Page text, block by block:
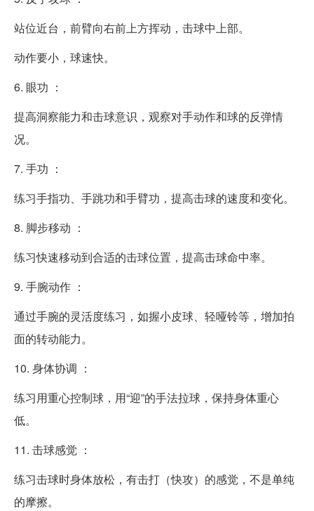
站位近台，前臂向右前上方挥动，击球中上部。
动作要小，球速快。
6. 眼功 ：
提高洞察能力和击球意识，观察对手动作和球的反弹情
况。
7. 手功 ：
练习手指功、手跳功和手臂功，提高击球的速度和变化。
8. 脚步移动 ：
练习快速移动到合适的击球位置，提高击球命中率。
9. 手腕动作 ：
通过手腕的灵活度练习，如握小皮球、轻哑铃等，增加拍
面的转动能力。
10. 身体协调 ：
练习用重心控制球，用“迎”的手法拉球，保持身体重心
低。
11. 击球感觉 ：
练习击球时身体放松，有击打（快攻）的感觉，不是单纯
的摩擦。